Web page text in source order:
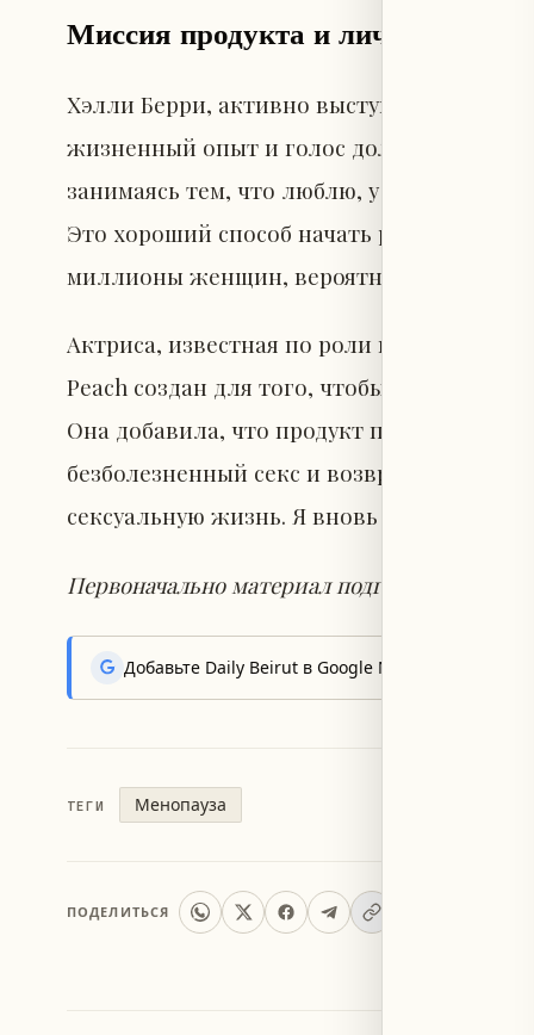
Миссия продукта и личный опыт
Хэлли Берри, активно выступающая за
жизненный опыт и голос должны
занимаясь тем, что люблю, у меня есть
Это хороший способ начать разговор,
миллионы женщин, вероятно, тоже», —
Актриса, известная по роли в серии
Peach создан для того, чтобы женщины в
Она добавила, что продукт помогает
безболезненный секс и возвращает
сексуальную жизнь. Я вновь обрела
Первоначально материал подготовлен
Добавьте Daily Beirut в Google News, чтобы
ТЕГИ Менопауза
ПОДЕЛИТЬСЯ